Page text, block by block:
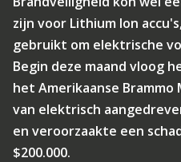
zijn voor Lithium Ion
gebruikt om elektrische
Begin deze maand vloog
het Amerikaanse
van elektrisch
en veroorzaakte een
$200.000.